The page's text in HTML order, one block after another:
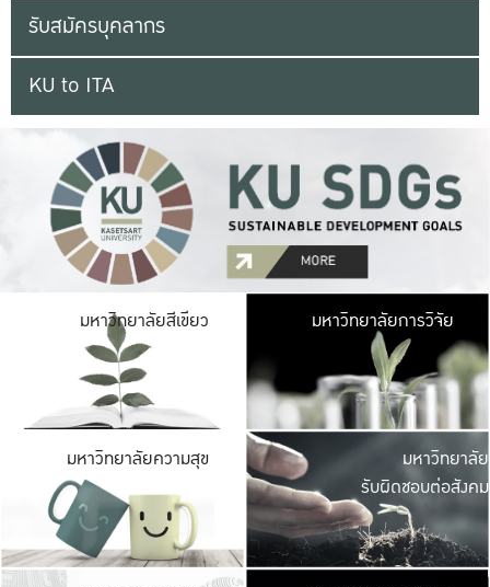
รับสมัครบุคลากร
KU to ITA
มหาวิทยาลัยสีเขียว มหาวิ
มีพื้นที่เขียวสดใส
เป็นป่าในเมือง เกษต
มหาวิทยาลัยการวิจัย
มหาวิทยาลัยความสุข มหาวิ
ค
เปิดประ
และพบเรื่องราวใ
มหาวิทยาลัย
รับผิดชอบต่อสังคม